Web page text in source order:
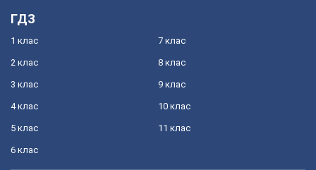
ГДЗ
1 клас
2 клас
3 клас
4 клас
5 клас
6 клас
7 клас
8 клас
9 клас
10 клас
11 клас